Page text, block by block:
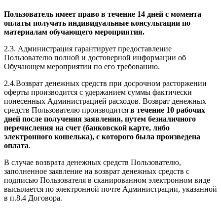
Пользователь имеет право в течение 14 дней с момента
оплаты получать индивидуальные консультации по
материалам обучающего мероприятия.
2.3. Администрация гарантирует предоставление
Пользователю полной и достоверной информации об
Обучающем мероприятии по его требованию.
2.4.Возврат денежных средств при досрочном расторжении
оферты производится с удержанием суммы фактически
понесенных Администрацией расходов. Возврат денежных
средств Пользователю производится в течение 10 рабочих
дней после получения заявления, путем безналичного
перечисления на счет (банковской карте, либо
электронного кошелька), с которого была произведена
оплата.
В случае возврата денежных средств Пользователю,
заполненное заявление на возврат денежных средств с
подписью Пользователя в сканированном электронном виде
высылается по электронной почте Администрации, указанной
в п.8.4 Договора.